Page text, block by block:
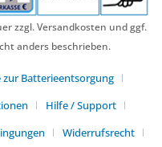
zzgl. Versandkosten und ggf.
anders beschrieben.
zur Batterieentsorgung
Hilfe / Support
Widerrufsrecht